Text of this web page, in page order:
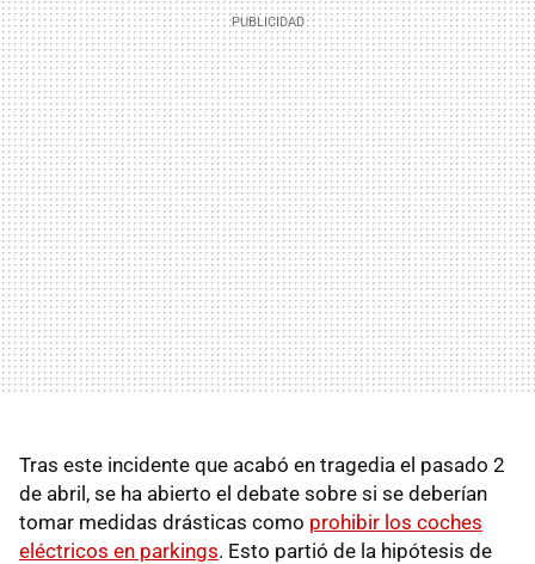
Tras este incidente que acabó en tragedia el pasado 2
de abril, se ha abierto el debate sobre si se deberían
tomar medidas drásticas como prohibir los coches
eléctricos en parkings. Esto partió de la hipótesis de